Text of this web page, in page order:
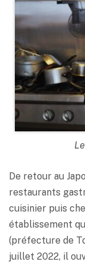
De retour au
restaurants
cuisinier puis
établissement
(préfecture de
juillet 2022, il